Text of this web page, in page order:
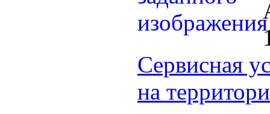
Сервисная
на